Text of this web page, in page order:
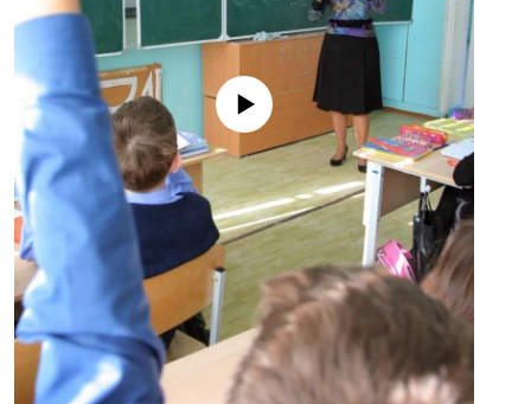
No media source currently available